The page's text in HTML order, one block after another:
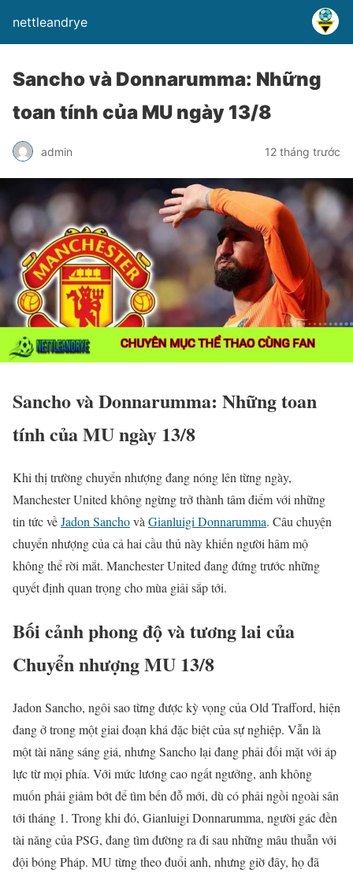
nettleandrye
Sancho và Donnarumma: Những
toan tính của MU ngày 13/8
admin 12 tháng trước
Sancho và Donnarumma: Những toan
tính của MU ngày 13/8
Khi thị trường chuyển nhượng đang nóng lên từng ngày,
Manchester United không ngừng trở thành tâm điểm với những
tin tức vềJadon Sanchovà Gianluigi Donnarumma. Câu chuyện
chuyển nhượng của cả hai cầu thủ này khiến người hâm mộ
không thể rời mắt. Manchester United đang đứng trước những
quyết định quan trọng cho mùa giải sắp tới.
Bối cảnh phong độ và tương lai của
Chuyển nhượng MU 13/8
Jadon Sancho, ngôi sao từng được kỳ vọng của Old Trafford, hiện
đang ở trong một giai đoạn khá đặc biệt của sự nghiệp. Vẫn là
một tài năng sáng giá, nhưng Sancho lại đang phải đối mặt với áp
lực từ mọi phía. Với mức lương cao ngất ngưởng, anh không
muốn phải giảm bớt để tìm bến đỗ mới, dù có phải ngồi ngoài sân
tới tháng 1. Trong khi đó, Gianluigi Donnarumma, người gác đền
tài năng của PSG, đang tìm đường ra đi sau những mâu thuẫn với
đội bóng Pháp. MU từng theo đuổi anh, nhưng giờ đây, họ đã